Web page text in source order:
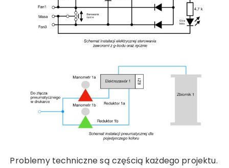
Problemy techniczne są częścią każdego projektu.